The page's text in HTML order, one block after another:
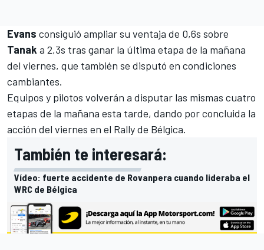
Evans consiguió ampliar su ventaja de 0,6s sobre
Tanak a 2,3s tras ganar la última etapa de la mañana
del viernes, que también se disputó en condiciones
cambiantes.
Equipos y pilotos volverán a disputar las mismas cuatro
etapas de la mañana esta tarde, dando por concluida la
acción del viernes en el Rally de Bélgica.
También te interesará:
Vídeo: fuerte accidente de Rovanpera cuando lideraba el
WRC de Bélgica